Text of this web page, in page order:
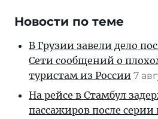
Новости по теме
В Грузии завели дело
Сети сообщений о
туристам из России 7
На рейсе в Стамбул
пассажиров после серии